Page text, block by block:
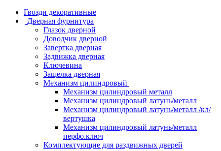
Гвозди декоративные
Дверная фурнитура
Глазок дверной
Доводчик дверной
Завертка дверная
Задвижка дверная
Ключевина
Защелка дверная
Механизм цилиндровый
Механизм цилиндровый металл
Механизм цилиндровый латунь/металл
Механизм цилиндровый латунь/металл /кл/
вертушка
Механизм цилиндровый латунь/металл
перфо.ключ
Комплектующие для раздвижных дверей